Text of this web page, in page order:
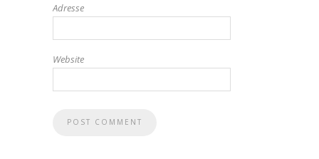
Adresse
Website